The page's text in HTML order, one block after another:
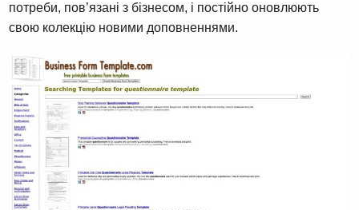
потреби, пов’язані з бізнесом, і постійно оновлюють
свою колекцію новими доповненнями.